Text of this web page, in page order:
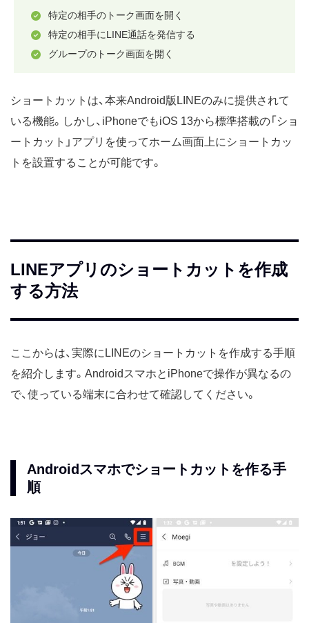
特定の相手のトーク画面を開く
特定の相手にLINE通話を発信する
グループのトーク画面を開く
ショートカットは、本来Android版LINEのみに提供されて
いる機能。しかし、iPhoneでもiOS 13から標準搭載の「ショ
ートカット」アプリを使ってホーム画面上にショートカッ
トを設置することが可能です。
LINEアプリのショートカットを作成
する方法
ここからは、実際にLINEのショートカットを作成する手順
を紹介します。AndroidスマホとiPhoneで操作が異なるの
で、使っている端末に合わせて確認してください。
Androidスマホでショートカットを作る手
順